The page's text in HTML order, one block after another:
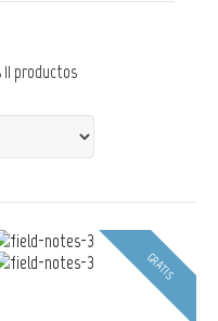
productos
GRATIS